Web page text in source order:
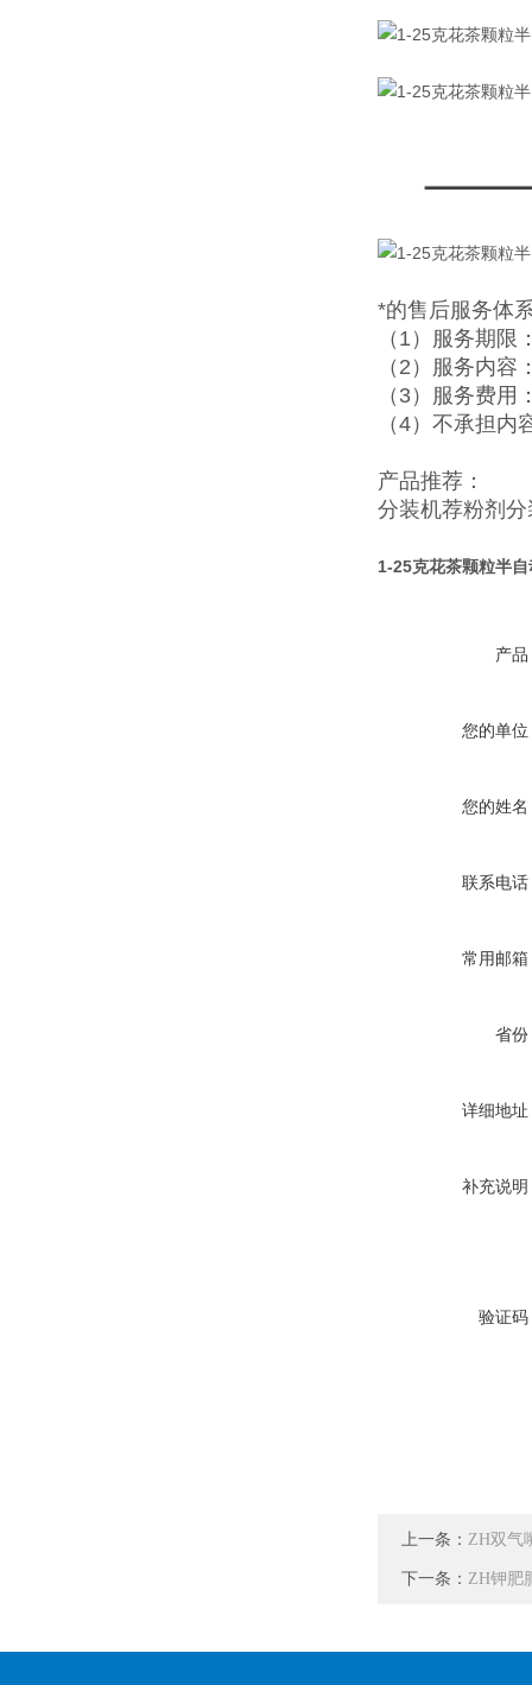
*的售后服务体
（1）服务期
（2）服务内
（3）服务费用
（4）不承担
产品推荐：
分装机荐粉剂分
1-25克花茶颗粒半
产品
您的单位
您的姓名
联系电话
常用邮箱
省份
详细地址
补充说明
验证码
上一条： ZH双气
下一条： ZH钾肥